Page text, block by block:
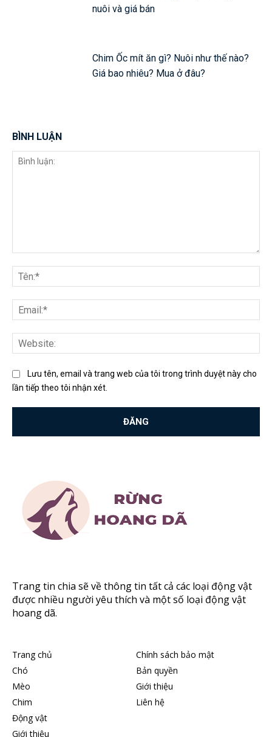
nuôi và giá bán
Chim Ốc mít ăn gì? Nuôi như thế nào?
Giá bao nhiêu? Mua ở đâu?
BÌNH LUẬN
luận:
Lưu tên, email và trang web của tôi trong trình duyệt này cho
lần tiếp theo tôi nhận xét.
Trang tin chia sẽ về thông tin tất cả các loại động vật
được nhiều người yêu thích và một số loại động vật
hoang dã.
Trang chủ
Chó
Mèo
Chim
Động vật
Giới thiệu
Chính sách bảo mật
Bản quyền
Giới thiệu
Liên hệ